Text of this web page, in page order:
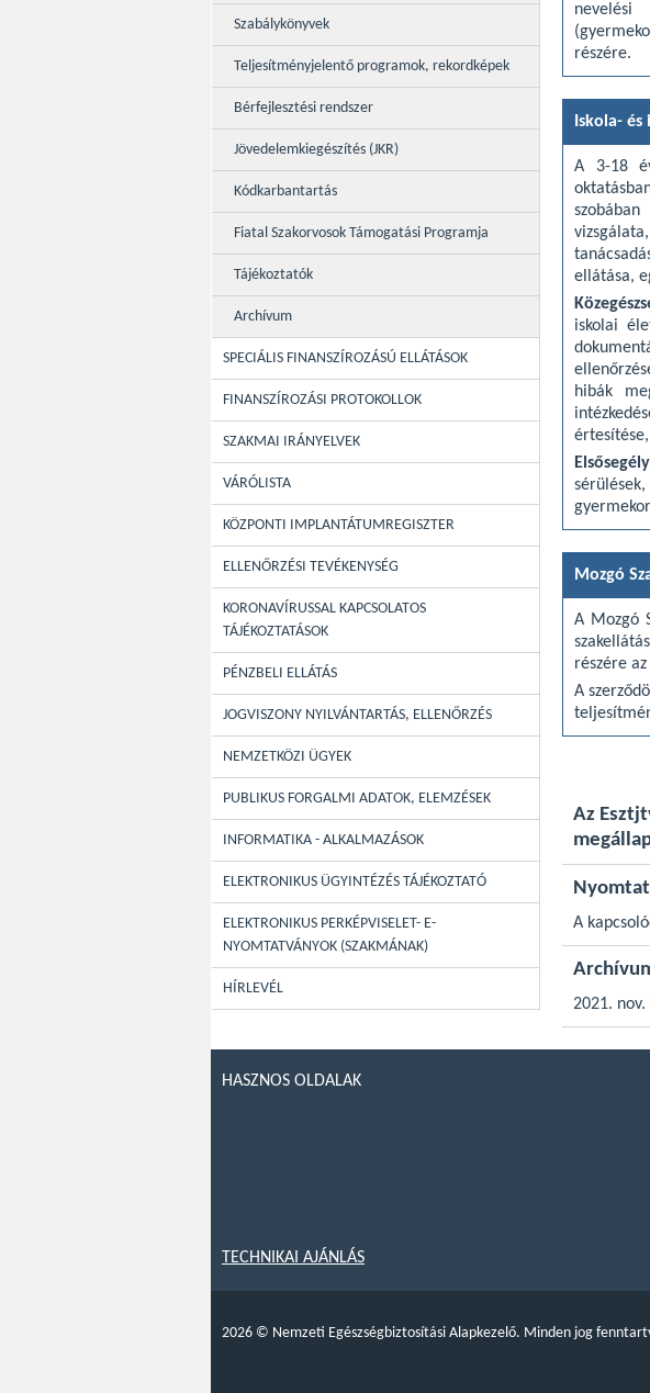
Szabálykönyvek
Teljesítményjelentő programok, rekordképek
Bérfejlesztési rendszer
Jövedelemkiegészítés (JKR)
Kódkarbantartás
Fiatal Szakorvosok Támogatási Programja
Tájékoztatók
Archívum
SPECIÁLIS FINANSZÍROZÁSÚ ELLÁTÁSOK
FINANSZÍROZÁSI PROTOKOLLOK
SZAKMAI IRÁNYELVEK
VÁRÓLISTA
KÖZPONTI IMPLANTÁTUMREGISZTER
ELLENŐRZÉSI TEVÉKENYSÉG
KORONAVÍRUSSAL KAPCSOLATOS
TÁJÉKOZTATÁSOK
PÉNZBELI ELLÁTÁS
JOGVISZONY NYILVÁNTARTÁS, ELLENŐRZÉS
NEMZETKÖZI ÜGYEK
PUBLIKUS FORGALMI ADATOK, ELEMZÉSEK
INFORMATIKA - ALKALMAZÁSOK
ELEKTRONIKUS ÜGYINTÉZÉS TÁJÉKOZTATÓ
ELEKTRONIKUS PERKÉPVISELET- E-
NYOMTATVÁNYOK (SZAKMÁNAK)
HÍRLEVÉL
részére.
Iskola-
A 3-18
ellátása,
iskolai
hibák
Mozgó
A Mozgó
részére
A
Az
A
2021. nov.
HASZNOS OLDALAK
TECHNIKAI AJÁNLÁS
2026 © Nemzeti Egészségbiztosítási Alapkezelő. Minden jog